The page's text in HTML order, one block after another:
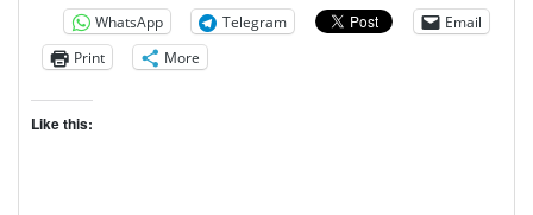
WhatsApp Telegram
Email
Print
More
Like this: